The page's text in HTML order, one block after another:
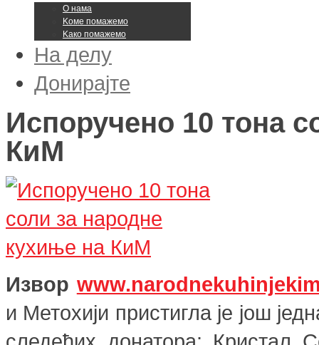
О нама
Kоме помажемо
Kако помажемо
На делу
Донирајте
Испоручено 10 тона
КиМ
Извор
и Метохији пристигла је још